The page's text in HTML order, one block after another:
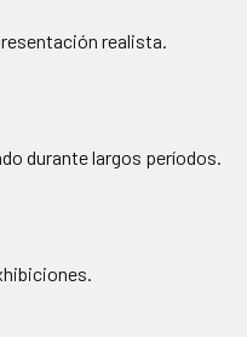
realista.
durante largos períodos.